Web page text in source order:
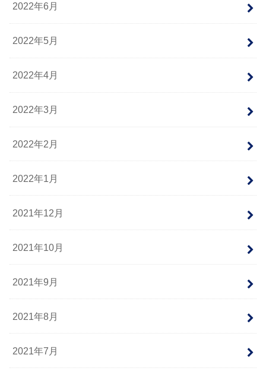
2022年6月
2022年5月
2022年4月
2022年3月
2022年2月
2022年1月
2021年12月
2021年10月
2021年9月
2021年8月
2021年7月